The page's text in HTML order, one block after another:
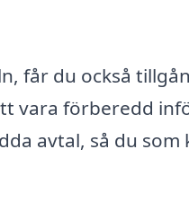
får du också
vara förberedd
avtal, så du som